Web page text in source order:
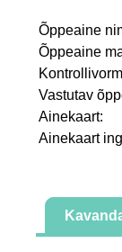
Õppeaine
Õppeaine
Vastutav
Ainekaart:
Ainekaart